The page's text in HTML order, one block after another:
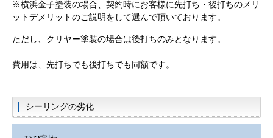
※横浜金子塗装の場合、契約時にお客様に先打ち・後打ちのメリ
ットデメリットのご説明をして選んで頂いております。
ただし、クリヤー塗装の場合は後打ちのみとなります。
費用は、先打ちでも後打ちでも同額です。
シーリングの劣化